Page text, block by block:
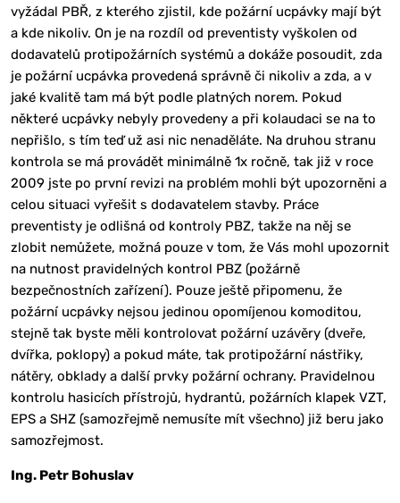
vyžádal PBŘ, z kterého zjistil, kde požární ucpávky mají být
a kde nikoliv. On je na rozdíl od preventisty vyškolen od
dodavatelů protipožárních systémů a dokáže posoudit, zda
je požární ucpávka provedená správně či nikoliv a zda, a v
jaké kvalitě tam má být podle platných norem. Pokud
některé ucpávky nebyly provedeny a při kolaudaci se na to
nepřišlo, s tím teď už asi nic nenaděláte. Na druhou stranu
kontrola se má provádět minimálně 1x ročně, tak již v roce
2009 jste po první revizi na problém mohli být upozorněni a
celou situaci vyřešit s dodavatelem stavby. Práce
preventisty je odlišná od kontroly PBZ, takže na něj se
zlobit nemůžete, možná pouze v tom, že Vás mohl upozornit
na nutnost pravidelných kontrol PBZ (požárně
bezpečnostních zařízení). Pouze ještě připomenu, že
požární ucpávky nejsou jedinou opomíjenou komoditou,
stejně tak byste měli kontrolovat požární uzávěry (dveře,
dvířka, poklopy) a pokud máte, tak protipožární nástřiky,
nátěry, obklady a další prvky požární ochrany. Pravidelnou
kontrolu hasicích přístrojů, hydrantů, požárních klapek VZT,
EPS a SHZ (samozřejmě nemusíte mít všechno) již beru jako
samozřejmost.
Ing. Petr Bohuslav